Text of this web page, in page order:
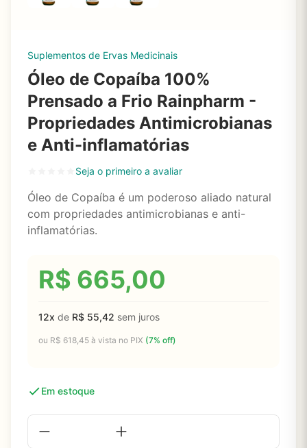
Suplementos de Ervas Medicinais
Óleo de Copaíba 100%
Prensado a Frio Rainpharm -
Propriedades Antimicrobianas
e Anti-inflamatórias
Seja o primeiro a avaliar
Óleo de Copaíba é um poderoso aliado natural
com propriedades antimicrobianas e anti-
inflamatórias.
R$ 665,00
12x de R$ 55,42 sem juros
ou R$ 618,45 à vista no PIX (7% off)
Em estoque